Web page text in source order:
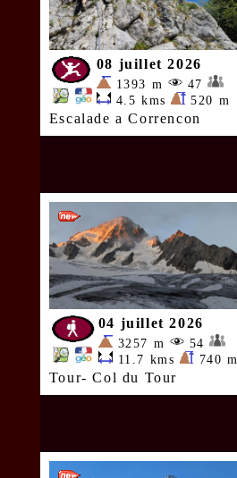
08 juillet 2026
1393 m
47
4.5 kms
520 m
Escalade a Correncon
04 juillet 2026
3257 m
54
11.7 kms
740 m
Tour- Col du Tour